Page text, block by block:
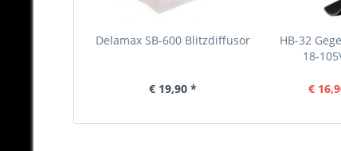
Delamax SB-600 Blitzdiffusor
€ 19,90 *
HB-32
18-
€